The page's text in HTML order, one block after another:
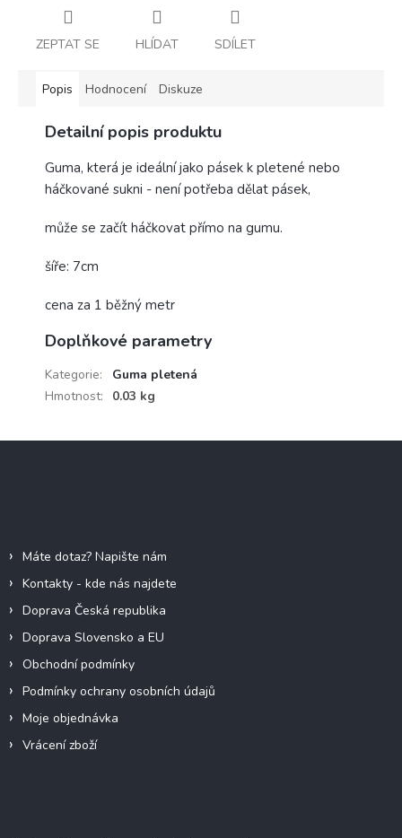
ZEPTAT SE HLÍDAT SDÍLET
Popis Hodnocení Diskuze
Detailní popis produktu
Guma, která je ideální jako pásek k pletené nebo
háčkované sukni - není potřeba dělat pásek,
může se začít háčkovat přímo na gumu.
šíře: 7cm
cena za 1 běžný metr
Doplňkové parametry
Kategorie:
Guma pletená
Hmotnost: 0.03 kg
Máte dotaz? Napište nám
Kontakty - kde nás najdete
Doprava Česká republika
Doprava Slovensko a EU
Obchodní podmínky
Podmínky ochrany osobních údajů
Moje objednávka
Vrácení zboží